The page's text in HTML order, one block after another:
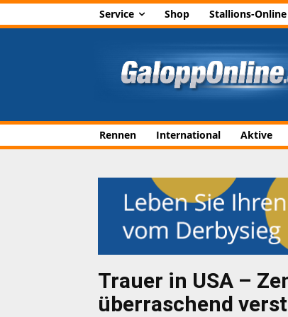
Service Shop Stallions-Online
Rennen International Aktive
Trauer in USA –
überraschend